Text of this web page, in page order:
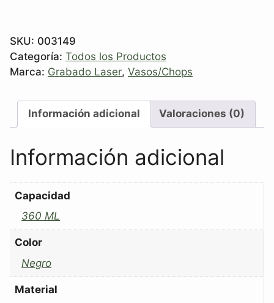
SKU: 003149
Categoría: Todos los Productos
Marca: Grabado Laser, Vasos/Chops
Información adicional Valoraciones (0)
Información adicional
Capacidad
360 ML
Color
Negro
Material